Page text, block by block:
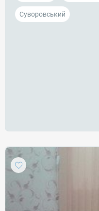
Суворовський